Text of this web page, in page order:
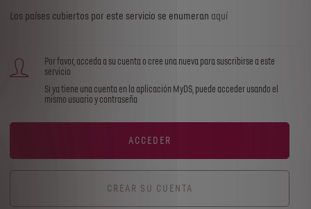
Los países cubiertos por este servicio se enumeran aquí
Por favor, acceda a su cuenta o cree una nueva para suscribirse a este
servicio
Si ya tiene una cuenta en la aplicación MyDS, puede acceder usando el
mismo usuario y contraseña
ACCEDER
CREAR SU CUENTA